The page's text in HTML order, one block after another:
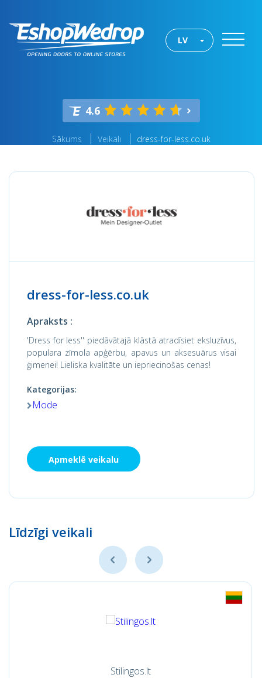
LV
4.6
Sākums Veikali dress-for-less.co.uk
dress-for-less.co.uk
Apraksts :
'Dress for less'' piedāvātajā klāstā atradīsiet eksluzīvus,
populara zīmola apģērbu, apavus un aksesuārus visai
ģimenei! Lieliska kvalitāte un iepriecinošas cenas!
Kategorijas:
Mode
Apmeklē veikalu
Līdzīgi veikali
Stilingos.lt